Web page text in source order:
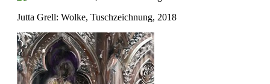
Jutta Grell: Wolke, Tuschzeichnung, 2018